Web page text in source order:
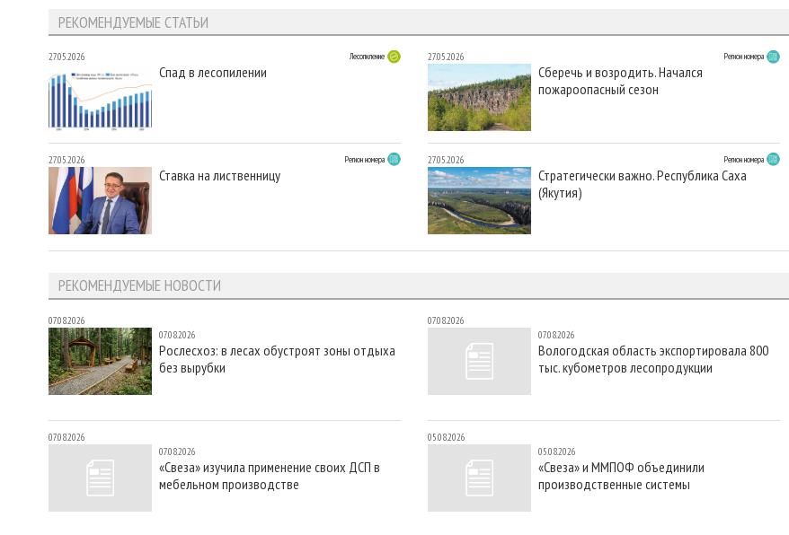
РЕКОМЕНДУЕМЫЕ СТАТЬИ
27.05.2026 Лесопиление
Спад в лесопилении
27.05.2026 Регион номера
Ставка на лиственницу
27.05.2026 Регион номера
Сберечь и возродить. Начался
пожароопасный сезон
27.05.2026 Регион номера
Стратегически важно. Республика Саха
(Якутия)
РЕКОМЕНДУЕМЫЕ НОВОСТИ
07.08.2026
07.08.2026
Рослесхоз: в лесах обустроят зоны отдыха
без вырубки
07.08.2026
07.08.2026
«Свеза» изучила применение своих ДСП в
мебельном производстве
07.08.2026
07.08.2026
Вологодская область экспортировала 800
тыс. кубометров лесопродукции
05.08.2026
05.08.2026
«Свеза» и ММПОФ объединили
производственные системы